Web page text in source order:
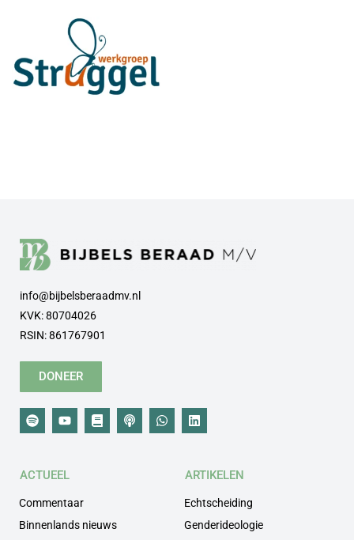
info@bijbelsberaadmv.nl
KVK: 80704026
RSIN: 861767901
DONEER
ACTUEEL
Commentaar
Binnenlands nieuws
ARTIKELEN
Echtscheiding
Genderideologie